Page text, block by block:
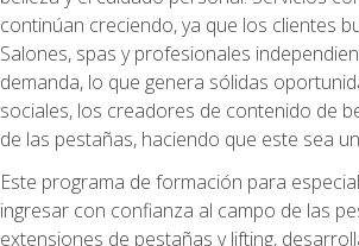
continúan creciendo, ya que los clientes
Salones, spas y profesionales
demanda, lo que genera sólidas
sociales, los creadores de contenido de
de las pestañas, haciendo que este sea
Este programa de formación para
ingresar con confianza al campo de las
extensiones de pestañas y lifting,